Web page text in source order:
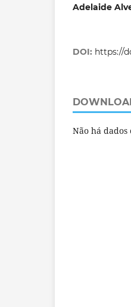
Adelaide
DOI: https://
Não há dados